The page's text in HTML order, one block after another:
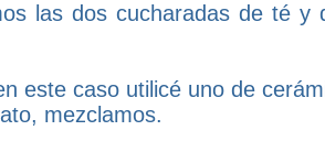
las dos cucharadas de té y
este caso utilicé uno de
mezclamos.